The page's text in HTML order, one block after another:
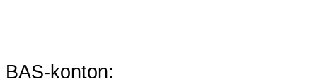
BAS-konton: